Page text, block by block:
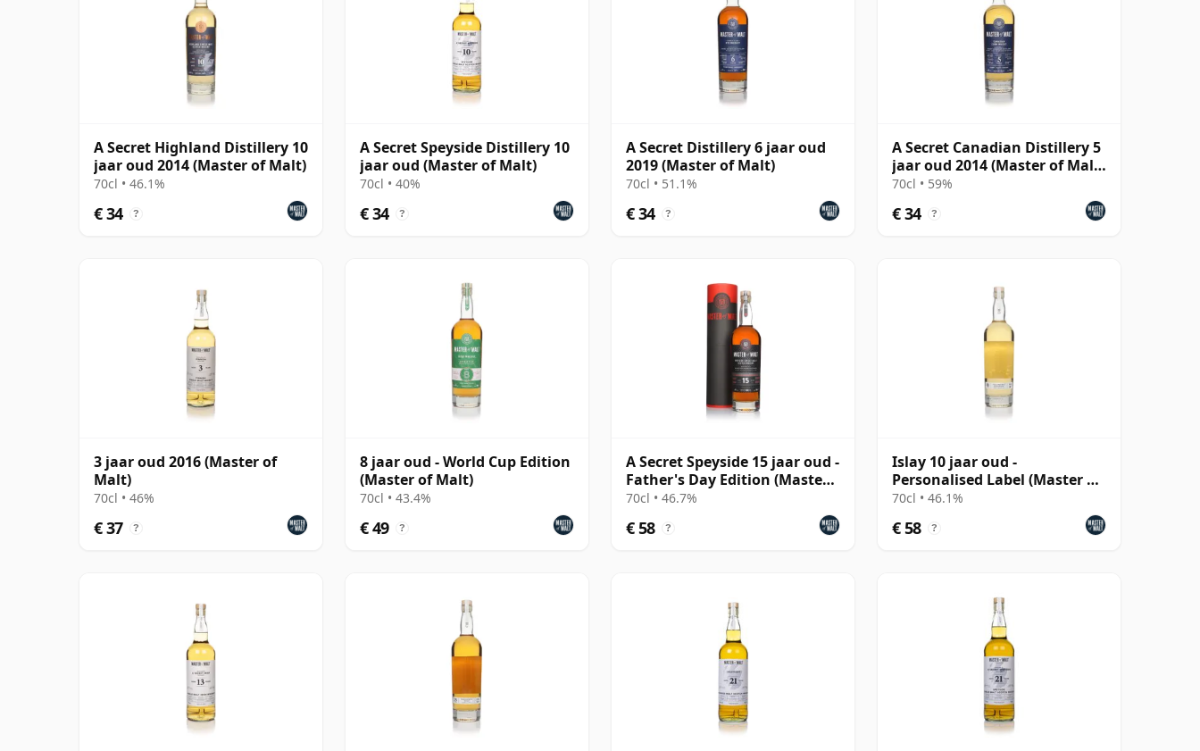
A Secret Highland Distillery 10
jaar oud 2014 (Master of Malt)
70cl • 46.1%
€ 34 ?
A Secret Speyside Distillery 10
jaar oud (Master of Malt)
70cl • 40%
€ 34 ?
A Secret Distillery 6 jaar oud
2019 (Master of Malt)
70cl • 51.1%
€ 34 ?
A Secret Canadian Distillery 5
jaar oud 2014 (Master of Malt)
Corn Whisky
70cl • 59%
€ 34 ?
3 jaar oud 2016 (Master of
Malt)
70cl • 46%
€ 37 ?
8 jaar oud - World Cup Edition
(Master of Malt)
70cl • 43.4%
€ 49 ?
A Secret Speyside 15 jaar oud -
Father's Day Edition (Master
of Malt)
70cl • 46.7%
€ 58 ?
Islay 10 jaar oud -
Personalised Label (Master of
Malt)
70cl • 46.1%
€ 58 ?